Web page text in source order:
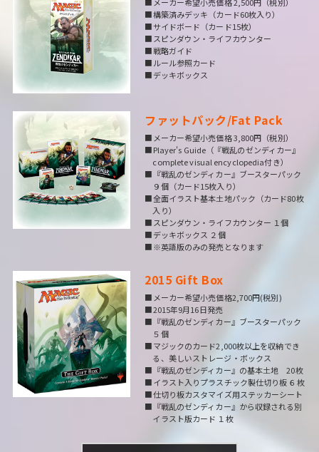
■構築済みデッキ（カード60枚入り）
■サイドボード（カード15枚）
■スピンダウン・ライフカウンター
■戦略ガイド
■ルール参照カード
■デッキボックス
ファットパック/Fat Pack
■メーカー希望小売価格 3,800円（税別）
■Player's Guide（『戦乱のゼンディカー』
complete visual encyclopedia付き）
■『戦乱のゼンディカー』ブースターパック
９個（カード15枚入り）
■全面イラスト基本土地パック（カード80枚
入り）
■スピンダウン・ライフカウンター １個
■デッキボックス ２個
■※英語版のみの発売となります
2015 Gift Box
■メーカー希望小売価格2,700円(税別)
■2015年9月16日発売
■『戦乱のゼンディカー』ブースターパック
５個
■マジックのカード2,000枚以上を収納でき
る、美しいストレージ・ボックス
■『戦乱のゼンディカー』の基本土地 20枚
■イラスト入りプラスチック製仕切り板 ６枚
■仕切り板カスタマイズ用ステッカーシート
■『戦乱のゼンディカー』から収録される別
イラスト版カード １枚